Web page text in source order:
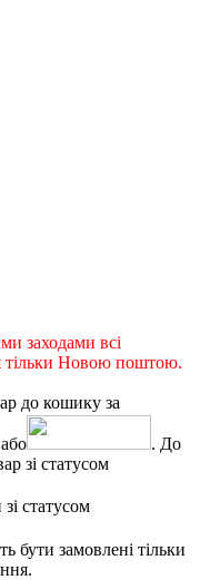
заходами всі
тільки Новою поштою.
до кошику за
або
. До
зі статусом
статусом
бути замовлені тільки